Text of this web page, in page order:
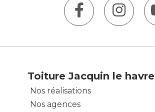
Toiture Jacquin le havre
Nos réalisations
Nos agences